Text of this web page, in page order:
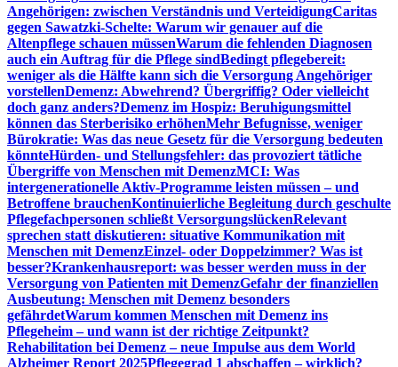
Angehörigen: zwischen Verständnis und VerteidigungCaritas
gegen Sawatzki-Schelte: Warum wir genauer auf die
Altenpflege schauen müssenWarum die fehlenden Diagnosen
auch ein Auftrag für die Pflege sindBedingt pflegebereit:
weniger als die Hälfte kann sich die Versorgung Angehöriger
vorstellenDemenz: Abwehrend? Übergriffig? Oder vielleicht
doch ganz anders?Demenz im Hospiz: Beruhigungsmittel
können das Sterberisiko erhöhenMehr Befugnisse, weniger
Bürokratie: Was das neue Gesetz für die Versorgung bedeuten
könnteHürden- und Stellungsfehler: das provoziert tätliche
Übergriffe von Menschen mit DemenzMCI: Was
intergenerationelle Aktiv-Programme leisten müssen – und
Betroffene brauchenKontinuierliche Begleitung durch geschulte
Pflegefachpersonen schließt VersorgungslückenRelevant
sprechen statt diskutieren: situative Kommunikation mit
Menschen mit DemenzEinzel- oder Doppelzimmer? Was ist
besser?Krankenhausreport: was besser werden muss in der
Versorgung von Patienten mit DemenzGefahr der finanziellen
Ausbeutung: Menschen mit Demenz besonders
gefährdetWarum kommen Menschen mit Demenz ins
Pflegeheim – und wann ist der richtige Zeitpunkt?
Rehabilitation bei Demenz – neue Impulse aus dem World
Alzheimer Report 2025Pflegegrad 1 abschaffen – wirklich?